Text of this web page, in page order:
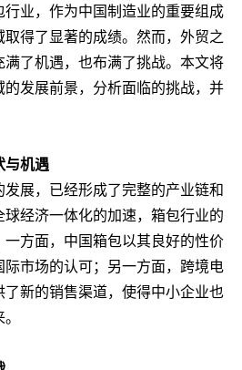
业，作为中国制造业的重要组成
得了显著的成绩。然而，外贸之
了机遇，也布满了挑战。本文将
发展前景，分析面临的挑战，并
与机遇
展，已经形成了完整的产业链和
经济一体化的加速，箱包行业的
方面，中国箱包以其良好的性价
市场的认可；另一方面，跨境电
新的销售渠道，使得中小企业也